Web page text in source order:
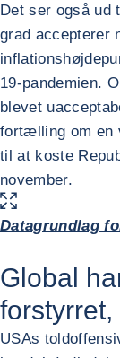
Det ser også ud
grad accepterer
19-pandemien.
blevet
fortælling om en
til at koste
november.
FORSTØR BILLEDET
Datagrundlag
Global
USAs